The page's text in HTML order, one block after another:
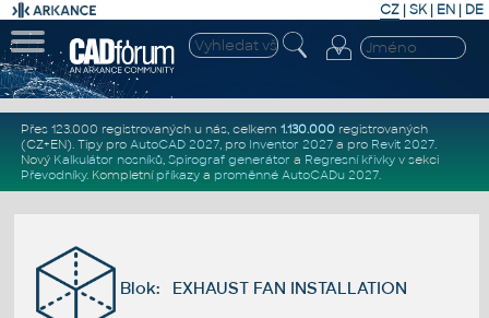
CZ | SK| EN | DE
Přes 123.000 registrovaných u nás, celkem 1.130.000registrovaných
(CZ+EN). Tipy pro AutoCAD 2027, pro Inventor 2027a pro Revit 2027.
Nový Kalkulátor nosníků, Spirograf generátor a Regresní křivkyv sekci
Převodníky. Kompletní příkazya proměnné AutoCADu 2027.
Blok: EXHAUST FAN INSTALLATION